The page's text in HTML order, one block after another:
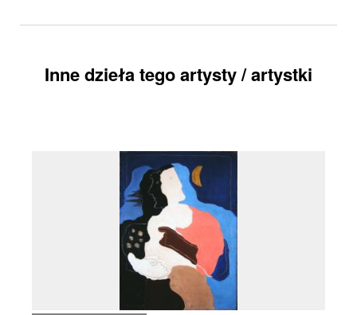
Inne dzieła tego artysty / artystki